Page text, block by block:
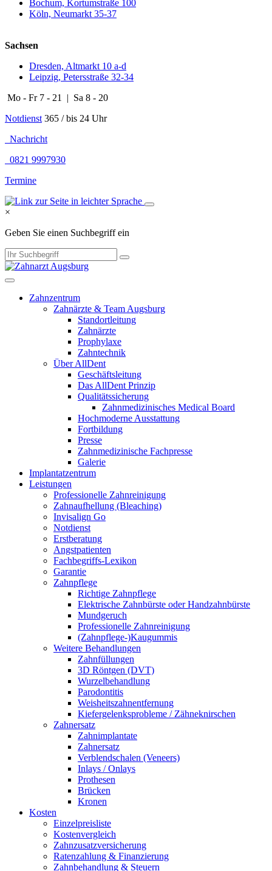
Bochum, Kortumstraße 100
Köln, Neumarkt 35-37
Sachsen
Dresden, Altmarkt 10 a-d
Leipzig, Petersstraße 32-34
Mo - Fr 7 - 21 | Sa 8 - 20
Notdienst 365 / bis 24 Uhr
Nachricht
0821 9997930
Termine
×
Geben Sie einen Suchbegriff ein
Zahnzentrum
Zahnärzte & Team Augsburg
Standortleitung
Zahnärzte
Prophylaxe
Zahntechnik
Über AllDent
Geschäftsleitung
Das AllDent Prinzip
Qualitätssicherung
Zahnmedizinisches Medical Board
Hochmoderne Ausstattung
Fortbildung
Presse
Zahnmedizinische Fachpresse
Galerie
Implantatzentrum
Leistungen
Professionelle Zahnreinigung
Zahnaufhellung (Bleaching)
Invisalign Go
Notdienst
Erstberatung
Angstpatienten
Fachbegriffs-Lexikon
Garantie
Zahnpflege
Richtige Zahnpflege
Elektrische Zahnbürste oder Handzahnbürste
Mundgeruch
Professionelle Zahnreinigung
(Zahnpflege-)Kaugummis
Weitere Behandlungen
Zahnfüllungen
3D Röntgen (DVT)
Wurzelbehandlung
Parodontitis
Weisheitszahnentfernung
Kiefergelenksprobleme / Zähneknirschen
Zahnersatz
Zahnimplantate
Zahnersatz
Verblendschalen (Veneers)
Inlays / Onlays
Prothesen
Brücken
Kronen
Kosten
Einzelpreisliste
Kostenvergleich
Zahnzusatzversicherung
Ratenzahlung & Finanzierung
Zahnbehandlung & Steuern